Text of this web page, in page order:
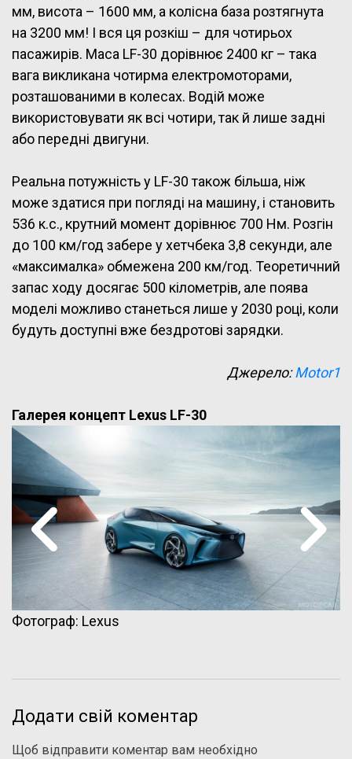
мм, висота – 1600 мм, а колісна база розтягнута
на 3200 мм! І вся ця розкіш – для чотирьох
пасажирів. Маса LF-30 дорівнює 2400 кг – така
вага викликана чотирма електромоторами,
розташованими в колесах. Водій може
використовувати як всі чотири, так й лише задні
або передні двигуни.
Реальна потужність у LF-30 також більша, ніж
може здатися при погляді на машину, і становить
536 к.с., крутний момент дорівнює 700 Нм. Розгін
до 100 км/год забере у хетчбека 3,8 секунди, але
«максималка» обмежена 200 км/год. Теоретичний
запас ходу досягає 500 кілометрів, але поява
моделі можливо станеться лише у 2030 році, коли
будуть доступні вже бездротові зарядки.
Джерело:Motor1
Галерея концепт Lexus LF-30
Фотограф: Lexus
Додати свій коментар
Щоб відправити коментар вам необхідно